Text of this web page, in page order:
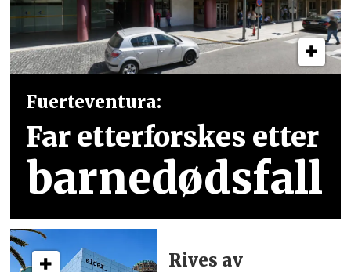
Fuerteventura:
Far etterforskes etter
barnedødsfall
Rives av